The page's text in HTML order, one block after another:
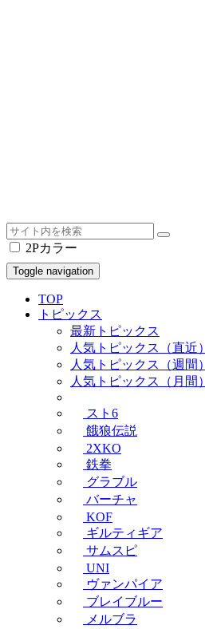
2Pカラー
Toggle navigation
TOP
トピックス
最新トピックス
人気トピックス（直近）
人気トピックス（週間）
人気トピックス（月間）
スト6
餓狼伝説
2XKO
鉄拳
グラブル
バーチャ
KOF
ギルティギア
サムスピ
UNI
ヴァンパイア
ブレイブルー
メルブラ